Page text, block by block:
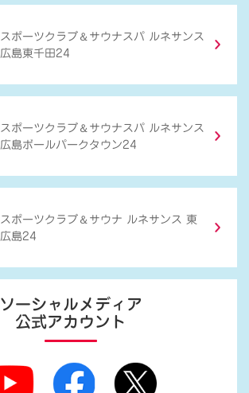
スポーツクラブ ＆ サウナスパ ルネサンス
広島東千田24
スポーツクラブ ＆ サウナスパ ルネサンス
広島ボールパークタウン24
スポーツクラブ ＆ サウナ ルネサンス 東
広島24
ソーシャルメディア
公式アカウント